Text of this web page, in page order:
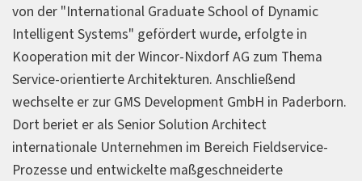
von der "International Graduate School of Dynamic
Intelligent Systems" gefördert wurde, erfolgte in
Kooperation mit der Wincor-Nixdorf AG zum Thema
Service-orientierte Architekturen. Anschließend
wechselte er zur GMS Development GmbH in Paderborn.
Dort beriet er als Senior Solution Architect
internationale Unternehmen im Bereich Fieldservice-
Prozesse und entwickelte maßgeschneiderte